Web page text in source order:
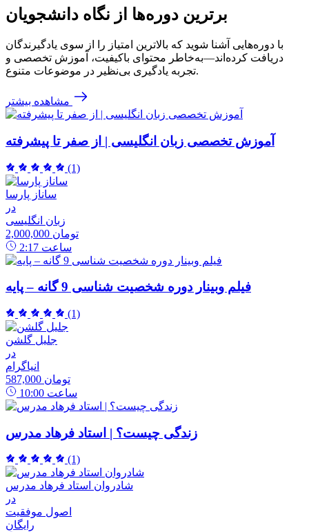
برترین دوره‌ها از نگاه دانشجویان
با دوره‌هایی آشنا شوید که بالاترین امتیاز را از سوی یادگیرندگان
دریافت کرده‌اند—به‌خاطر محتوای باکیفیت، آموزش تخصصی و
تجربه یادگیری بی‌نظیر در موضوعات متنوع.
مشاهده بیشتر
آموزش تخصصی زبان انگلیسی | از صفر تا پیشرفته
(1)
ساناز پارسا
در
زبان انگلیسی
2,000,000 تومان
2:17 ساعت
فیلم وبینار دوره شخصیت شناسی 9 گانه – پایه
(1)
جلیل گلشن
در
انیاگرام
587,000 تومان
10:00 ساعت
زندگی چیست؟ | استاد فرهاد مدرس
(1)
شادروان استاد فرهاد مدرس
در
اصول موفقیت
رایگان